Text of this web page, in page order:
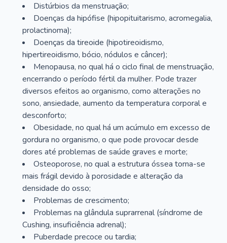
Distúrbios da menstruação;
Doenças da hipófise (hipopituitarismo, acromegalia,
prolactinoma);
Doenças da tireoide (hipotireoidismo,
hipertireoidismo, bócio, nódulos e câncer);
Menopausa, no qual há o ciclo final de menstruação,
encerrando o período fértil da mulher. Pode trazer
diversos efeitos ao organismo, como alterações no
sono, ansiedade, aumento da temperatura corporal e
desconforto;
Obesidade, no qual há um acúmulo em excesso de
gordura no organismo, o que pode provocar desde
dores até problemas de saúde graves e morte;
Osteoporose, no qual a estrutura óssea torna-se
mais frágil devido à porosidade e alteração da
densidade do osso;
Problemas de crescimento;
Problemas na glândula suprarrenal (síndrome de
Cushing, insuficiência adrenal);
Puberdade precoce ou tardia;